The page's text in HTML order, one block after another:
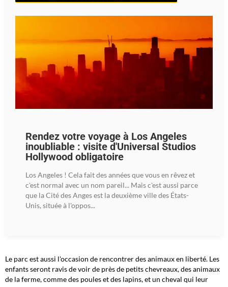
Rendez votre voyage à Los Angeles
inoubliable : visite d'Universal Studios
Hollywood obligatoire
Los Angeles ! Cela fait des années que vous en rêvez et
c'est normal avec un nom pareil... Mais c'est aussi parce
que la Cité des Anges est la deuxième ville des États-
Unis, située à l'oppos...
Le parc est aussi l'occasion de rencontrer des animaux en liberté. Les
enfants seront ravis de voir de près de petits chevreaux, des animaux
de la ferme, comme des poules et des lapins, et un cheval qui leur